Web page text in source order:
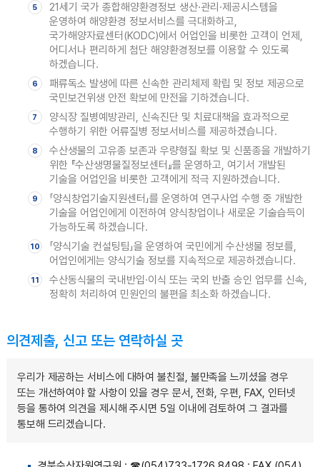
5
21세기 국가 종합해양환경정보 생산·관리·제공시스템을
운영하여 해양환경 정보서비스를 극대화하고,
국가해양자료센터(KODC)에서 어업인을 비롯한 고객이 언제,
어디서나 편리하게 첨단 해양환경정보를 이용할 수 있도록
하겠습니다.
6
패류독소 발생에 따른 신속한 관리체제 확립 및 정보 제공으로
국민보건위생 안전 확보에 만전을 기하겠습니다.
7
양식장 질병예방관리, 신속진단 및 치료대책을 효과적으로
수행하기 위한 어류질병 정보서비스를 제공하겠습니다.
8
수산생물의 고유종 보존과 우량형질 확보 및 신품종을 개발하기
위한 『수산생명물질정보센터』를 운영하고, 여기서 개발된
기술을 어업인을 비롯한 고객에게 적극 지원하겠습니다.
9
「양식창업기술지원센터」를 운영하여 연구사업 수행 중 개발한
기술을 어업인에게 이전하여 양식창업이나 새로운 기술습득이
가능하도록 하겠습니다.
10
「양식기술 컨설팅팀」을 운영하여 국민에게 수산생물 정보를,
어업인에게는 양식기술 정보를 지속적으로 제공하겠습니다.
11
수산동식물의 국내반입·이식 또는 국외 반출 승인 업무를 신속,
정확히 처리하여 민원인의 불편을 최소화 하겠습니다.
의견제출, 신고 또는 연락하실 곳
우리가 제공하는 서비스에 대하여 불친절, 불만족을 느끼셨을 경우
또는 개선하여야 할 사항이 있을 경우 문서, 전화, 우편, FAX, 인터넷
등을 통하여 의견을 제시해 주시면 5일 이내에 검토하여 그 결과를
통보해 드리겠습니다.